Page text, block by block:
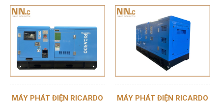
MÁY PHÁT ĐIỆN RICARDO
MÁY PHÁT ĐIỆN RICARDO